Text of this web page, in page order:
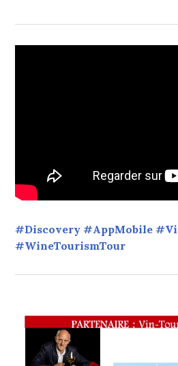
#Discovery #AppMobile
#WineTourismTour